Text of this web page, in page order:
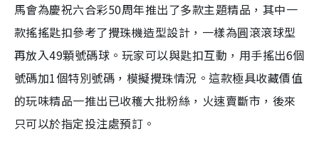
馬會為慶祝六合彩50周年推出了多款主題精品，其中一
款搖搖匙扣參考了攪珠機造型設計，一樣為圓滾滾球型
再放入49顆號碼球。玩家可以與匙扣互動，用手搖出6個
號碼加1個特別號碼，模擬攪珠情況。這款極具收藏價值
的玩味精品一推出已收穫大批粉絲，火速賣斷市，後來
只可以於指定投注處預訂。